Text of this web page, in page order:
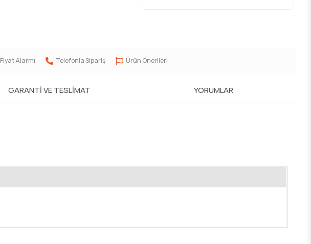
Fiyat Alarmı Telefonla Sipariş Ürün Önerileri
GARANTI VE TESLIMAT YORUMLAR